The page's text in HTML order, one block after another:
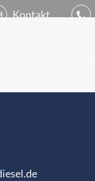
Kontakt